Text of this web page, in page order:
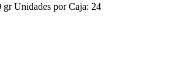
Unidades por Caja: 24